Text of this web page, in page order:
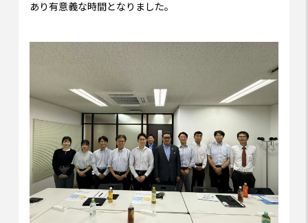
あり有意義な時間となりました。